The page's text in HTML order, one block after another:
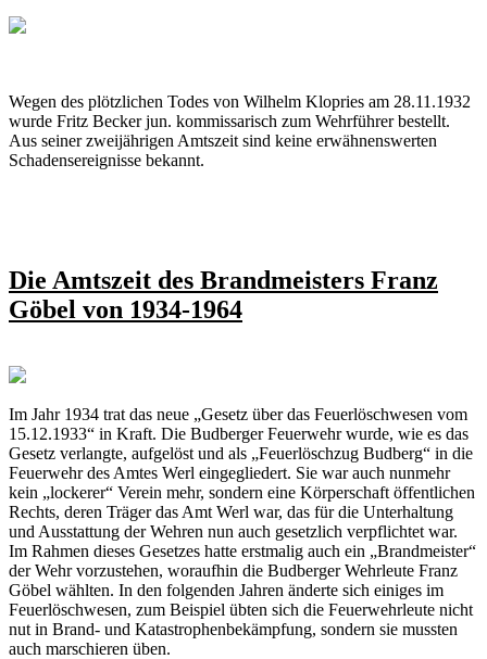
Wegen des plötzlichen Todes von Wilhelm Klopries am 28.11.1932
wurde Fritz Becker jun. kommissarisch zum Wehrführer bestellt.
Aus seiner zweijährigen Amtszeit sind keine erwähnenswerten
Schadensereignisse bekannt.
Die Amtszeit des Brandmeisters Franz
Göbel von 1934-1964
Im Jahr 1934 trat das neue „Gesetz über das Feuerlöschwesen vom
15.12.1933“ in Kraft. Die Budberger Feuerwehr wurde, wie es das
Gesetz verlangte, aufgelöst und als „Feuerlöschzug Budberg“ in die
Feuerwehr des Amtes Werl eingegliedert. Sie war auch nunmehr
kein „lockerer“ Verein mehr, sondern eine Körperschaft öffentlichen
Rechts, deren Träger das Amt Werl war, das für die Unterhaltung
und Ausstattung der Wehren nun auch gesetzlich verpflichtet war.
Im Rahmen dieses Gesetzes hatte erstmalig auch ein „Brandmeister“
der Wehr vorzustehen, woraufhin die Budberger Wehrleute Franz
Göbel wählten. In den folgenden Jahren änderte sich einiges im
Feuerlöschwesen, zum Beispiel übten sich die Feuerwehrleute nicht
nut in Brand- und Katastrophenbekämpfung, sondern sie mussten
auch marschieren üben.